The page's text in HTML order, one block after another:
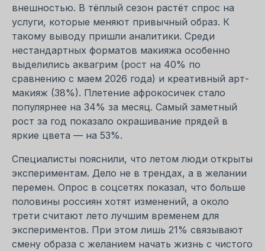
внешностью. В тёплый сезон растёт спрос на
услуги, которые меняют привычный образ. К
такому выводу пришли аналитики. Среди
нестандартных форматов макияжа особенно
выделились аквагрим (рост на 40% по
сравнению с маем 2026 года) и креативный арт-
макияж (38%). Плетение афрокосичек стало
популярнее на 34% за месяц. Самый заметный
рост за год показало окрашивание прядей в
яркие цвета — на 53%.
Специалисты пояснили, что летом люди открыты
экспериментам. Дело не в трендах, а в желании
перемен. Опрос в соцсетях показал, что больше
половины россиян хотят изменений, а около
трети считают лето лучшим временем для
экспериментов. При этом лишь 21% связывают
смену образа с желанием начать жизнь с чистого